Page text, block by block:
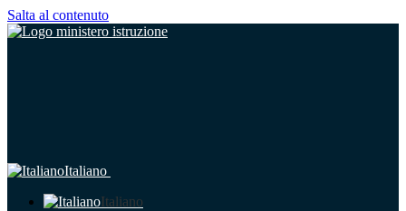
Salta al contenuto
Italiano
Italiano